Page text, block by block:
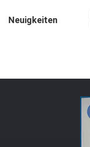
Neuigkeiten